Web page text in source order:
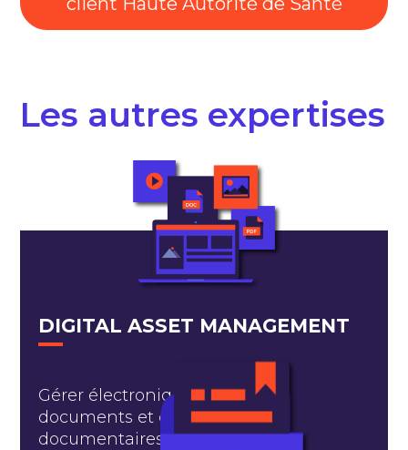
Les autres expertises
DIGITAL ASSET MANAGEMENT
Gérer électroniquement des
documents et des workflows
documentaires.